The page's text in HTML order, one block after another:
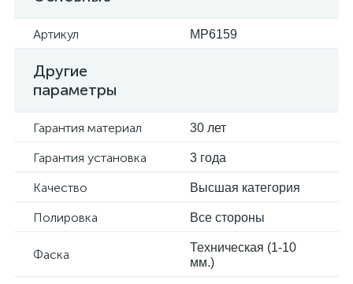
Артикул MP6159
Другие
параметры
Гарантия материал 30 лет
Гарантия установка 3 года
Качество Высшая категория
Полировка Все стороны
Фаска
Техническая (1-10
мм.)